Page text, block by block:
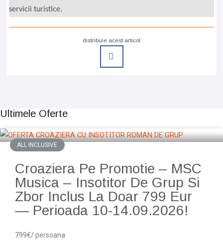
servicii turistice.
distribuie acest articol
Ultimele Oferte
ALL INCLUSIVE
Croaziera Pe Promotie – MSC
Musica – Insotitor De Grup Si
Zbor Inclus La Doar 799 Eur
— Perioada 10-14.09.2026!
799€/ persoana